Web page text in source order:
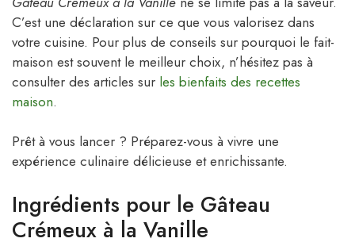
C’est une déclaration sur ce que vous valorisez dans
votre cuisine. Pour plus de conseils sur pourquoi le fait-
maison est souvent le meilleur choix, n’hésitez pas à
consulter des articles sur les bienfaits des recettes
maison.
Prêt à vous lancer ? Préparez-vous à vivre une
expérience culinaire délicieuse et enrichissante.
Ingrédients pour le Gâteau
Crémeux à la Vanille